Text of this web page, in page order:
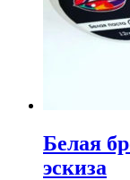
Белая
эскиза